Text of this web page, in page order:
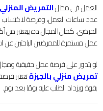
العمل في مجالالتمريض
عدد ساعات العمل، وفرصة لاكتساب
المرضى. كمان المجال ده بيعتبر من
عمل مستمرة للممرضين الباحثين عن
لو بتدور على فرصة عمل حقيقية
تمريض منزلي بالجيزةتعتبر
بقوة ويزداد الطلب عليه يومًا بعد يوم.